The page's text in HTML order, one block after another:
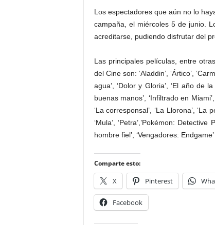
Los espectadores que aún no lo
campaña, el miércoles 5 de junio.
acreditarse, pudiendo disfrutar del
Las principales películas, entre
del Cine son: ‘Aladdin’, ‘Ártico’,
agua’, ‘Dolor y Gloria’, ‘El año de
buenas manos’, ‘Infiltrado en
‘La corresponsal’, ‘La Llorona’, ‘La
‘Mula’, ‘Petra’,’Pokémon: Detective
hombre fiel’, ‘Vengadores: Endgame’
Comparte esto:
X Pinterest
Facebook